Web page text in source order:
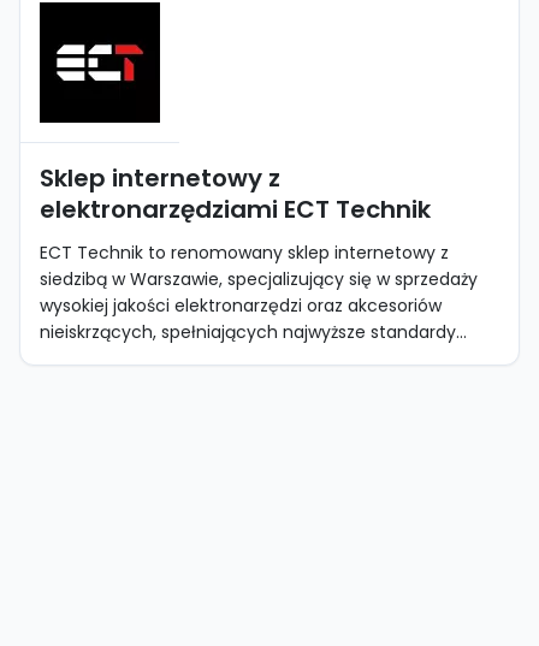
Sklep internetowy z
elektronarzędziami ECT Technik
ECT Technik to renomowany sklep internetowy z
siedzibą w Warszawie, specjalizujący się w sprzedaży
wysokiej jakości elektronarzędzi oraz akcesoriów
nieiskrzących, spełniających najwyższe standardy...